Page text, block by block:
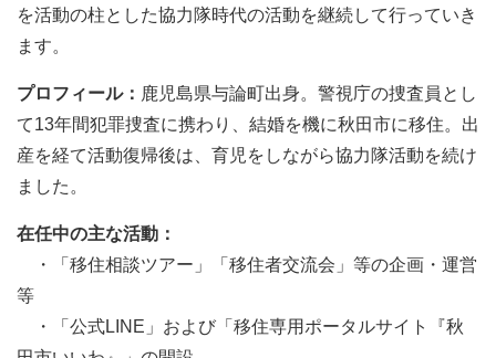
を活動の柱とした協力隊時代の活動を継続して行っていき
ます。
プロフィール： 鹿児島県与論町出身。警視庁の捜査員とし
て13年間犯罪捜査に携わり、結婚を機に秋田市に移住。出
産を経て活動復帰後は、育児をしながら協力隊活動を続け
ました。
在任中の主な活動：
・「移住相談ツアー」「移住者交流会」等の企画・運営
等
・「公式LINE」および「移住専用ポータルサイト『秋